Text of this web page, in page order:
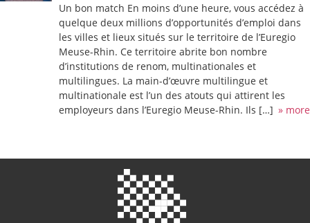
Un bon match En moins d’une heure, vous accédez à
quelque deux millions d’opportunités d’emploi dans
les villes et lieux situés sur le territoire de l’Euregio
Meuse-Rhin. Ce territoire abrite bon nombre
d’institutions de renom, multinationales et
multilingues. La main-d’œuvre multilingue et
multinationale est l’un des atouts qui attirent les
employeurs dans l’Euregio Meuse-Rhin. Ils […] » more